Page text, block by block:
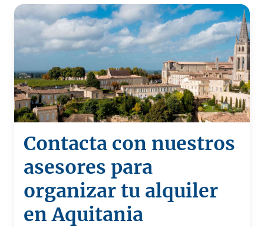
Contacta con nuestros
asesores para
organizar tu alquiler
en Aquitania